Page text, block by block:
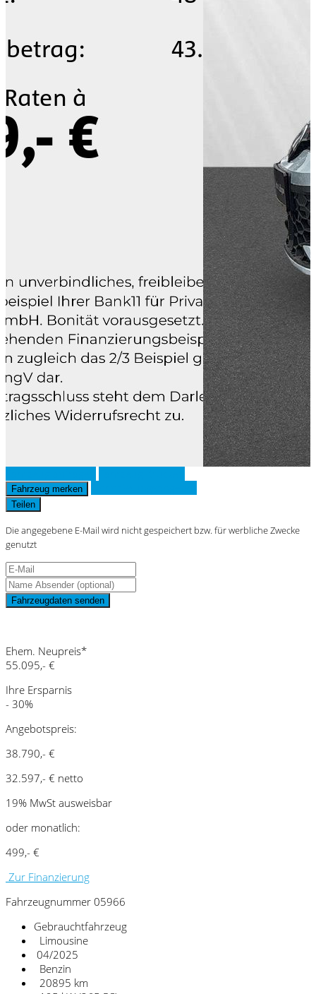
Fahrzeug merken
Teilen
Die angegebene E-Mail wird nicht gespeichert bzw. für werbliche Zwecke
genutzt
Fahrzeugdaten senden
Ehem. Neupreis*
55.095,- €
Ihre Ersparnis
- 30%
Angebotspreis:
38.790,- €
32.597,- € netto
19% MwSt ausweisbar
oder monatlich:
499,- €
Zur Finanzierung
Fahrzeugnummer 05966
Gebrauchtfahrzeug
Limousine
04/2025
Benzin
20895 km